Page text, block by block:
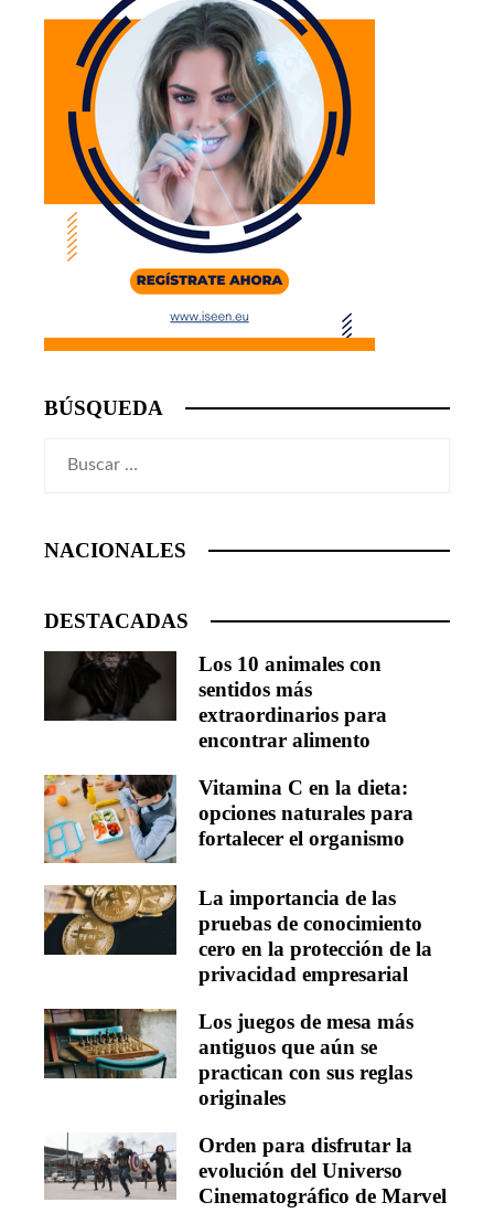
BÚSQUEDA
NACIONALES
DESTACADAS
Los 10 animales con
sentidos más
extraordinarios para
encontrar alimento
Vitamina C en la dieta:
opciones naturales para
fortalecer el organismo
La importancia de las
pruebas de conocimiento
cero en la protección de la
privacidad empresarial
Los juegos de mesa más
antiguos que aún se
practican con sus reglas
originales
Orden para disfrutar la
evolución del Universo
Cinematográfico de Marvel